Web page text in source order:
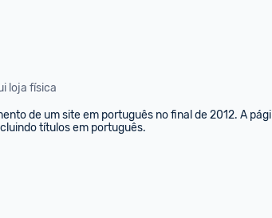
loja física
de um site em português no final de 2012. A
títulos em português.